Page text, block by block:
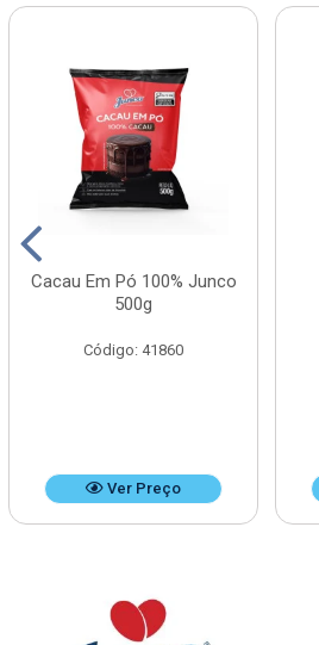
Cacau Em Pó 100% Junco
500g
Código: 41860
Ver Preço